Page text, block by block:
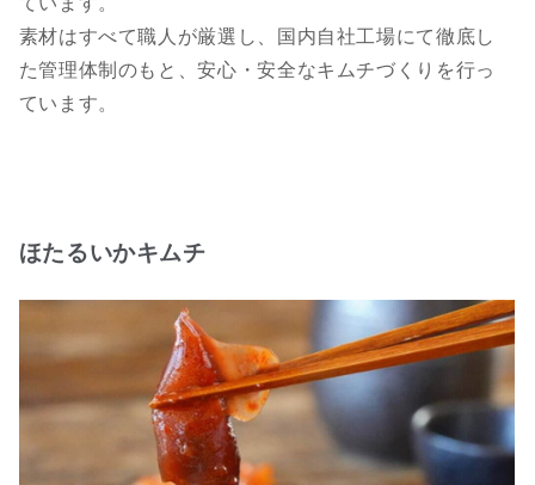
素材はすべて職人が厳選し、国内自社工場にて徹底し
た管理体制のもと、安心・安全なキムチづくりを行っ
ています。
ほたるいかキムチ